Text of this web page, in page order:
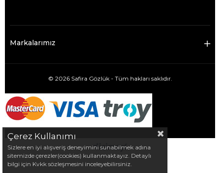
Markalarımız
© 2026 Safira Gözlük - Tüm hakları saklıdır.
Çerez Kullanımı
Sizlere en iyi alışveriş deneyimini sunabilmek adına
sitemizde çerezler(cookies) kullanmaktayız. Detaylı
bilgi için Kvkk sözleşmesini inceleyebilirsiniz.